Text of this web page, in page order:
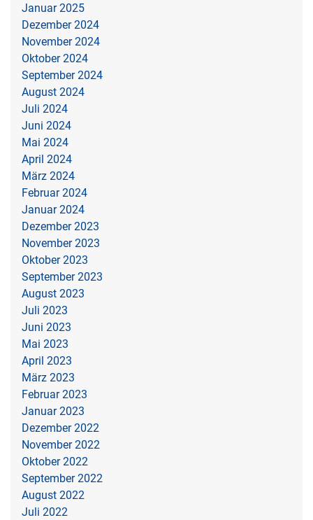
Januar 2025
Dezember 2024
November 2024
Oktober 2024
September 2024
August 2024
Juli 2024
Juni 2024
Mai 2024
April 2024
März 2024
Februar 2024
Januar 2024
Dezember 2023
November 2023
Oktober 2023
September 2023
August 2023
Juli 2023
Juni 2023
Mai 2023
April 2023
März 2023
Februar 2023
Januar 2023
Dezember 2022
November 2022
Oktober 2022
September 2022
August 2022
Juli 2022